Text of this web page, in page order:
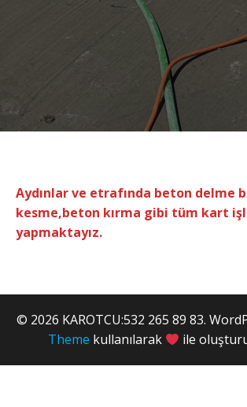
Aydınlar ve etrafında beton delme
kesme,beton kırma gibi tüm kart
yapmaktayız.
© 2026 KAROTCU:532 265 89 83.
Theme kullanılarak ile